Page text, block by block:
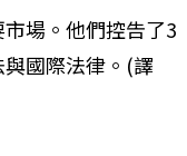
場。他們控告了3
國際法律。(譯